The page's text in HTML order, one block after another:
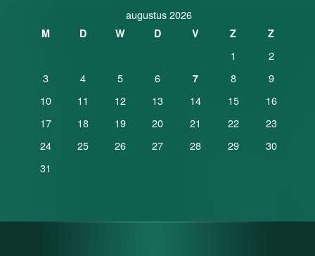
augustus 2026
M D W D V Z Z
1
2
3
4 5 6 7 8
9
10
11 12 13 14 15
16
17
18 19 20 21 22
23
24
25 26 27 28 29
30
31